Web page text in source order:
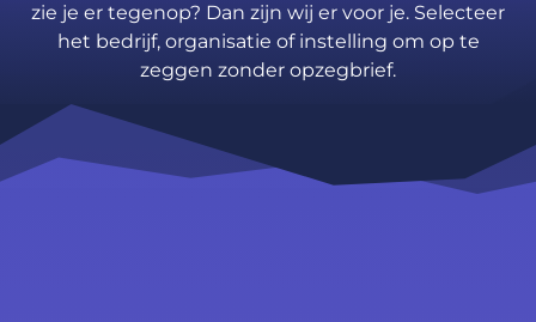
zie je er tegenop? Dan zijn wij er voor je. Selecteer
het bedrijf, organisatie of instelling om op te
zeggen zonder opzegbrief.